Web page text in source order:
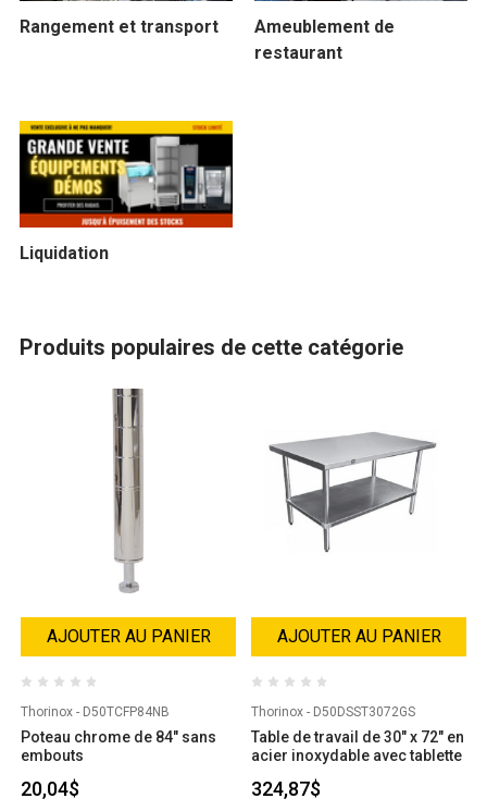
Rangement et transport
Ameublement de
restaurant
Liquidation
Produits populaires de cette catégorie
AJOUTER AU PANIER
Thorinox - D50TCFP84NB
Poteau chrome de 84" sans
embouts
20,04$
AJOUTER AU PANIER
Thorinox - D50DSST3072GS
Table de travail de 30" x 72" en
acier inoxydable avec tablette
324,87$